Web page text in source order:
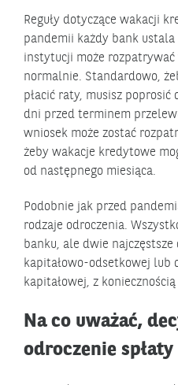
Reguły dotyczące wakacji
pandemii każdy bank
instytucji może
normalnie. Standardowo,
płacić raty, musisz
dni przed terminem
wniosek może zostać
żeby wakacje kredytowe
od następnego miesiąca.
Podobnie jak przed
rodzaje odroczenia.
banku, ale dwie
kapitałowo-odsetkowej lub
kapitałowej, z
Na co uważać,
odroczenie